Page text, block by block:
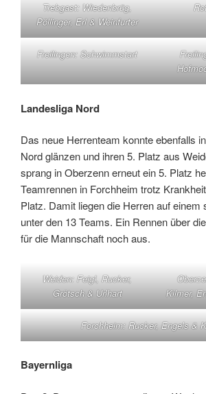
Trebgast: Wiedenbrüg,
Pöllinger, Erl & Weinfurter
Freilingen: Schwimmstart
Landesliga Nord
Das neue Herrenteam konnte ebenfalls
Nord glänzen und ihren 5. Platz aus
sprang in Oberzenn erneut ein 5. Platz
Teamrennen in Forchheim trotz
Platz. Damit liegen die Herren auf einem
unter den 13 Teams. Ein Rennen über
für die Mannschaft noch aus.
Weiden: Feigl, Rucker,
Grötsch & Urlhart
Kilmer,
Forchheim: Rucker, Engels &
Bayernliga